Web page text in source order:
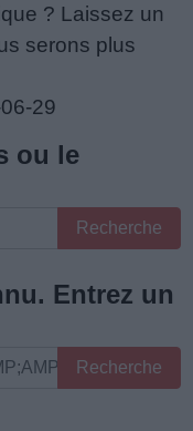
? Laissez un
serons plus
29
ou le
Recherche
Entrez un
Recherche